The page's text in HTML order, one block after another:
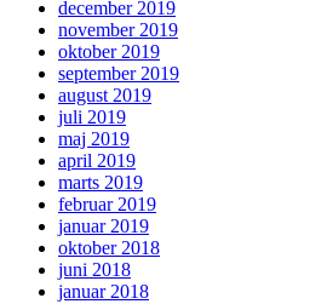
december 2019
november 2019
oktober 2019
september 2019
august 2019
juli 2019
maj 2019
april 2019
marts 2019
februar 2019
januar 2019
oktober 2018
juni 2018
januar 2018